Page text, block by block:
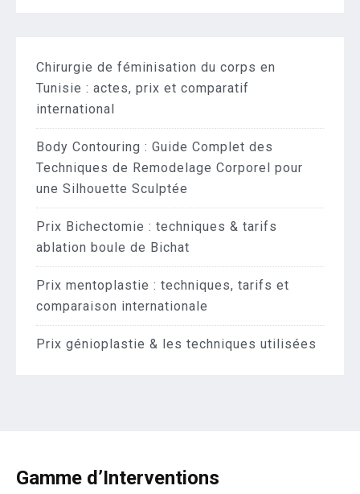
Chirurgie de féminisation du corps en
Tunisie : actes, prix et comparatif
international
Body Contouring : Guide Complet des
Techniques de Remodelage Corporel pour
une Silhouette Sculptée
Prix Bichectomie : techniques & tarifs
ablation boule de Bichat
Prix mentoplastie : techniques, tarifs et
comparaison internationale
Prix génioplastie & les techniques utilisées
Gamme d’Interventions